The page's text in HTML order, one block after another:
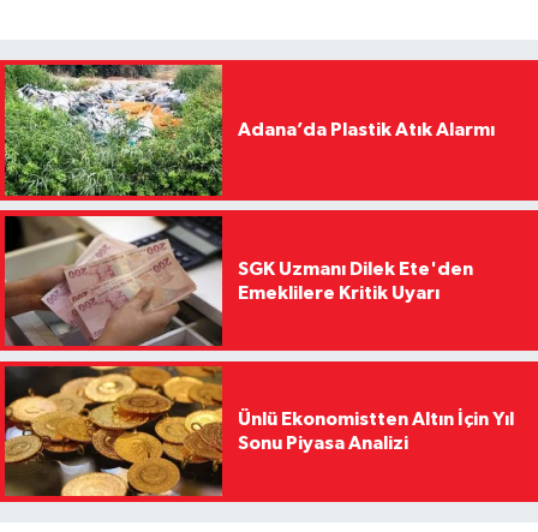
Adana’da Plastik Atık Alarmı
SGK Uzmanı Dilek Ete'den
Emeklilere Kritik Uyarı
Ünlü Ekonomistten Altın İçin Yıl
Sonu Piyasa Analizi